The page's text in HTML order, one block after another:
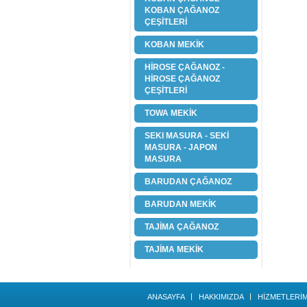
KOBAN ÇAĞANOZ
ÇEŞİTLERİ
KOBAN MEKİK
HİROSE ÇAĞANOZ -
HİROSE ÇAĞANOZ
ÇEŞİTLERİ
TOWA MEKİK
SEKI MASURA - SEKİ
MASURA - JAPON
MASURA
BARUDAN ÇAĞANOZ
BARUDAN MEKİK
TAJİMA ÇAĞANOZ
TAJİMA MEKİK
ANASAYFA HAKKIMIZDA